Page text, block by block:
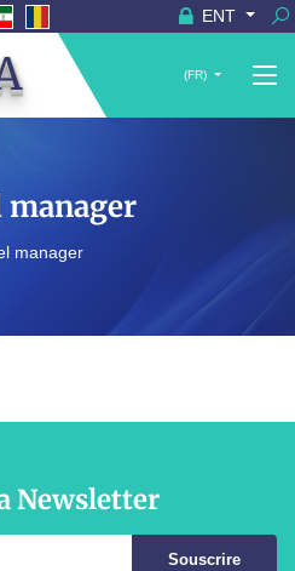
ENT
(FR)
manager
manager
Newsletter
Souscrire